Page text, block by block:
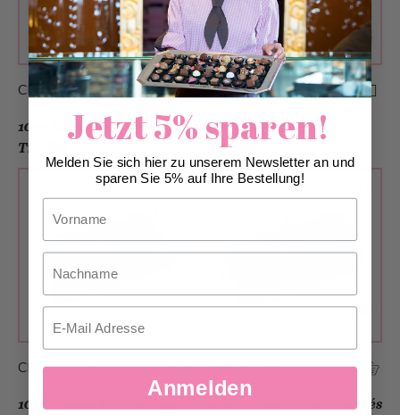
CHF 50.40 CHF 62.90
10er Stange gemischte
Truffes
CHF 17.70
10er Stange Baileys
Truffes
CHF 17.70
10er Stange Truffes Marc
10er Stange Smile Pralinés
Jetzt 5% sparen!
Melden Sie sich hier zu unserem Newsletter an und
sparen Sie 5% auf Ihre Bestellung!
Nachname
Anmelden